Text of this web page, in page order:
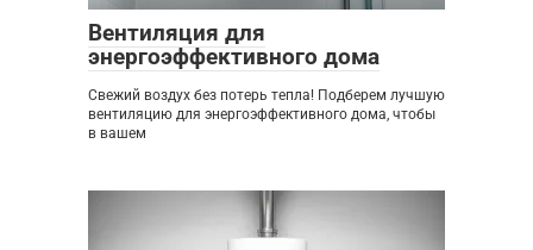
Вентиляция для
энергоэффективного дома
Свежий воздух без потерь тепла! Подберем лучшую
вентиляцию для энергоэффективного дома, чтобы
в вашем